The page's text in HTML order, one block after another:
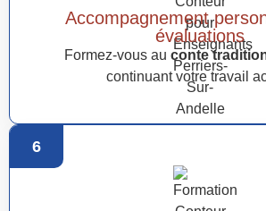
Accompagnement
évaluations
Formez-vous au conte
continuant votre travail
6